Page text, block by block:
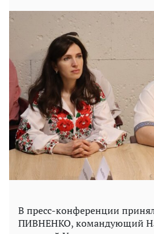
В пресс-конференции
ПИВНЕНКО, командующий